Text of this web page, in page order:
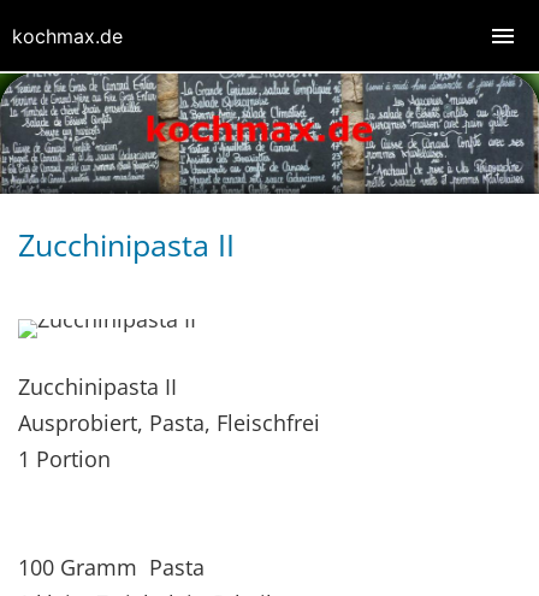
Zucchinipasta II
Zucchinipasta II
Ausprobiert, Pasta, Fleischfrei
1 Portion
100 Gramm Pasta
kochmax.de